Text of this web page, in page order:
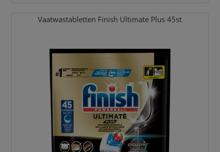
Vaatwastabletten Finish Ultimate Plus 45st